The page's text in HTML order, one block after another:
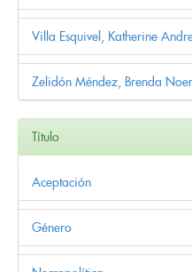
Villa Esquivel, Katherine
Zelidón Méndez, Brenda
Título
Aceptación
Género